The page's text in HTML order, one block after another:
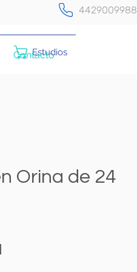
4429009988
Estudios
Contacto
Orina de 24